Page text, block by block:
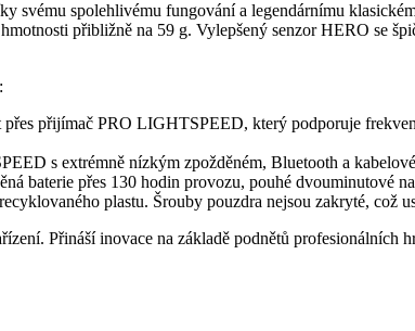
svému spolehlivému fungování a legendárnímu
přibližně na 59 g. Vylepšený senzor HERO se
přijímač PRO LIGHTSPEED, který podporuje
s extrémně nízkým zpožděném, Bluetooth a
baterie přes 130 hodin provozu, pouhé dvouminutové
plastu. Šrouby pouzdra nejsou zakryté, což
Přináší inovace na základě podnětů profesionálních